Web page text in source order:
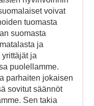
voivat
tuomasta
suomasta
ja
ja
puolellamme.
parhaiten jokaisen
sovitut säännöt
Sen takia